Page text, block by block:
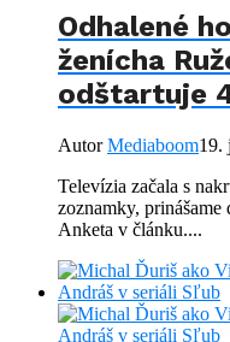
Odhalené
ženícha
odštartuje
AutorMediaboom19.
Televízia začala s
zoznamky,
Anketa v článku....